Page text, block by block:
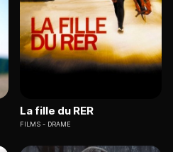
La fille du RER
FILMS DRAME